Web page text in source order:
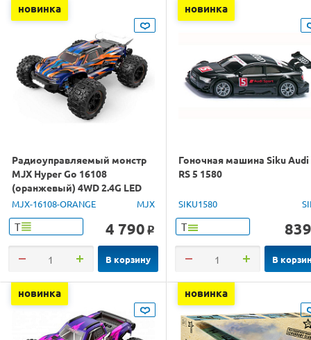
новинка
Радиоуправляемый монстр
MJX Hyper Go 16108
(оранжевый) 4WD 2.4G LED
1/16 RTR
MJX-16108-ORANGE MJX
Т 4 790 o
В корзину
новинка
Гоночная машина Siku Audi
RS 5 1580
SIKU1580
Т 839
В
новинка новинка